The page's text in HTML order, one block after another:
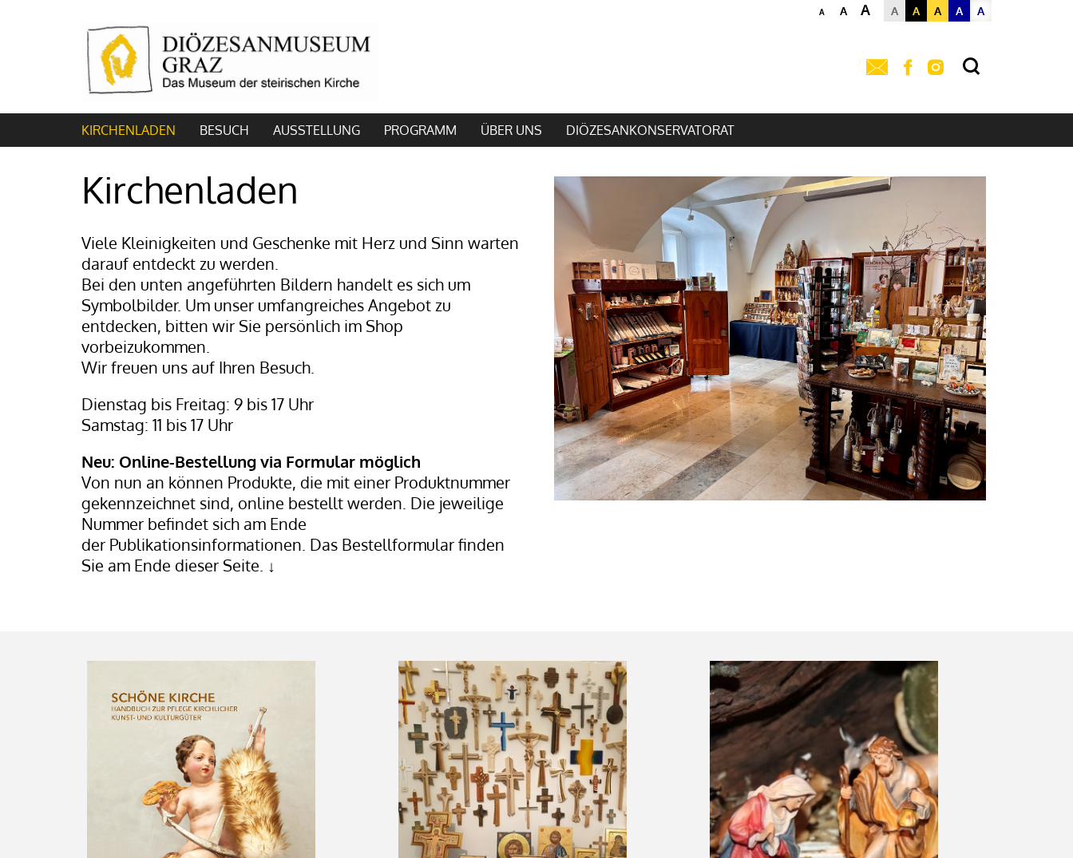
A A A A A A A A
KIRCHENLADEN BESUCH AUSSTELLUNG PROGRAMM ÜBER UNS DIÖZESANKONSERVATORAT
Kirchenladen
Viele Kleinigkeiten und Geschenke mit Herz und Sinn warten
darauf entdeckt zu werden.
Bei den unten angeführten Bildern handelt es sich um
Symbolbilder. Um unser umfangreiches Angebot zu
entdecken, bitten wir Sie persönlich im Shop
vorbeizukommen.
Wir freuen uns auf Ihren Besuch.
Dienstag bis Freitag: 9 bis 17 Uhr
Samstag: 11 bis 17 Uhr
Neu: Online-Bestellung via Formular möglich
Von nun an können Produkte, die mit einer Produktnummer
gekennzeichnet sind, online bestellt werden. Die jeweilige
Nummer befindet sich am Ende
der Publikationsinformationen. Das Bestellformular finden
Sie am Ende dieser Seite. ↓